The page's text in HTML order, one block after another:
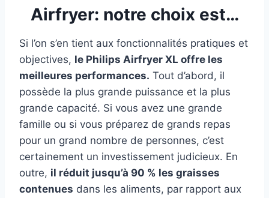
Airfryer: notre choix est…
Si l’on s’en tient aux fonctionnalités pratiques et
objectives, le Philips Airfryer XL offre les
meilleures performances. Tout d’abord, il
possède la plus grande puissance et la plus
grande capacité. Si vous avez une grande
famille ou si vous préparez de grands repas
pour un grand nombre de personnes, c’est
certainement un investissement judicieux. En
outre, il réduit jusqu’à 90 % les graisses
contenues dans les aliments, par rapport aux